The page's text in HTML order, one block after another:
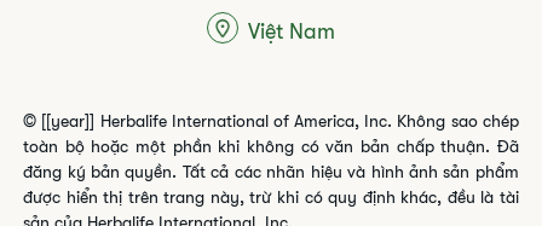
© [[year]] Herbalife International of America, Inc. Không sao chép
toàn bộ hoặc một phần khi không có văn bản chấp thuận. Đã
đăng ký bản quyền. Tất cả các nhãn hiệu và hình ảnh sản phẩm
được hiển thị trên trang này, trừ khi có quy định khác, đều là tài
Việt Nam